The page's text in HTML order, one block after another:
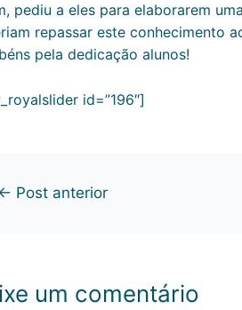
pediu a eles para elaborarem
repassar este conhecimento
pela dedicação alunos!
id=”196″]
Post anterior
um comentário